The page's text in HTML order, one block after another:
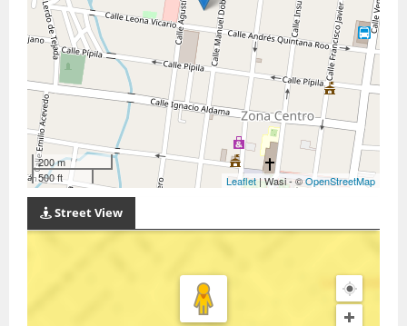
200 m
500 ft
Leaflet| Wasi - ©OpenStreetMap
Street View